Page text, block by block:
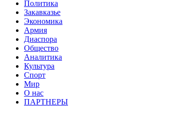
Политика
Закавказье
Экономика
Армия
Диаспора
Общество
Аналитика
Культура
Спорт
Мир
О нас
ПАРТНЕРЫ